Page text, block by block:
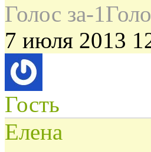
Голос за-1
7 июля 2013
Гость
Елена